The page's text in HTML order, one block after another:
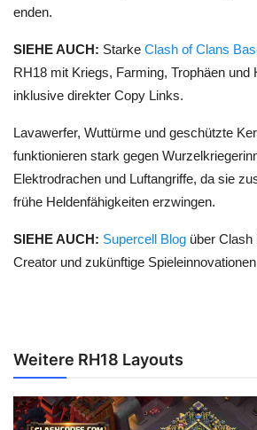
enden.
SIEHE AUCH: Starke Clash of Clans
RH18 mit Kriegs, Farming, Trophäen und
inklusive direkter Copy Links.
Lavawerfer, Wuttürme und geschützte
funktionieren stark gegen
Elektrodrachen und Luftangriffe, da sie
frühe Heldenfähigkeiten erzwingen.
SIEHE AUCH: Supercell Blog über Clash
Creator und zukünftige
Weitere RH18 Layouts